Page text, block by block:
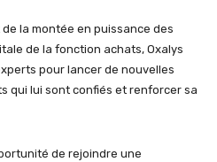
la montée en puissance des
de la fonction achats, Oxalys
pour lancer de nouvelles
qui lui sont confiés et renforcer sa
de rejoindre une